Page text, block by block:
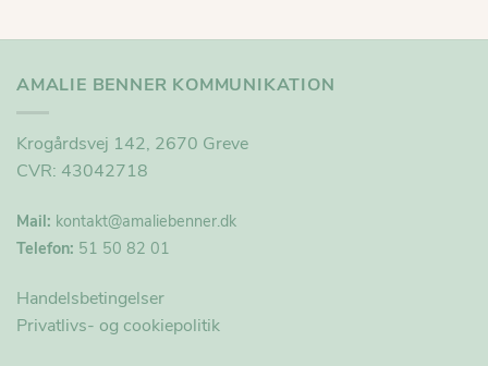
AMALIE BENNER KOMMUNIKATION
Krogårdsvej 142, 2670 Greve
CVR: 43042718
Mail: kontakt@amaliebenner.dk
Telefon: 51 50 82 01
Handelsbetingelser
Privatlivs- og cookiepolitik